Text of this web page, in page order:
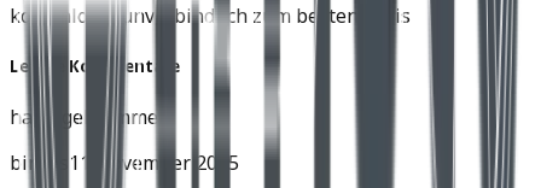
kostenlos & unverbindlich zum besten Preis
Letzte Kommentare
harly geht immer
birnes 11 November 2025